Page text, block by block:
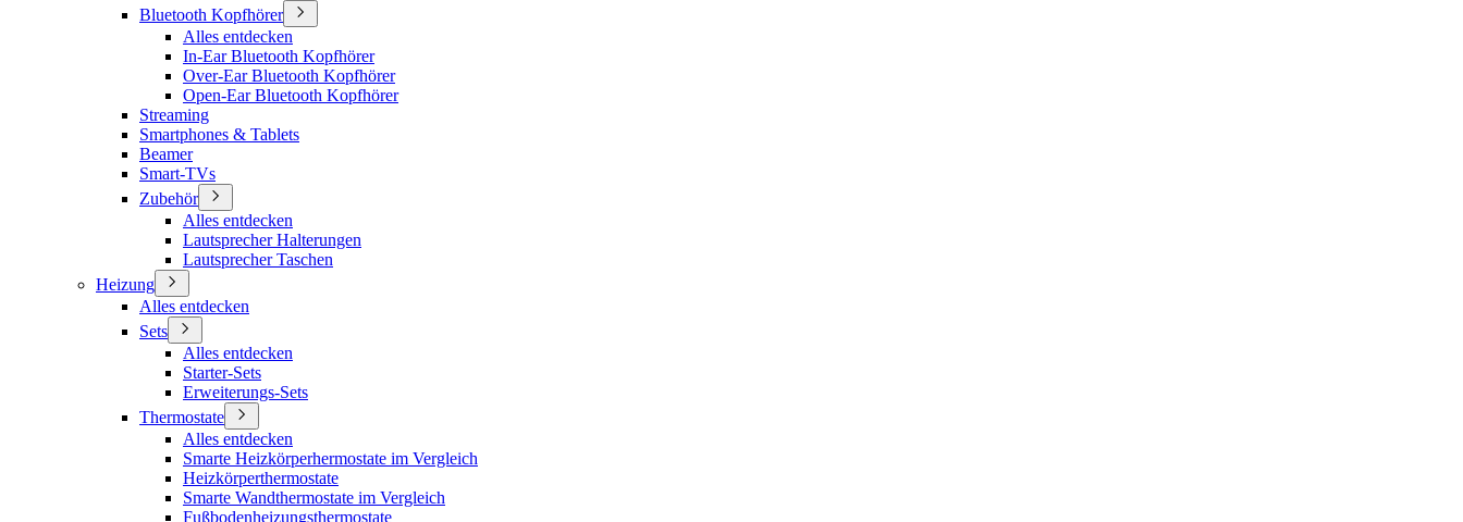
Bluetooth Kopfhörer
Alles entdecken
In-Ear Bluetooth Kopfhörer
Over-Ear Bluetooth Kopfhörer
Open-Ear Bluetooth Kopfhörer
Streaming
Smartphones & Tablets
Beamer
Smart-TVs
Zubehör
Alles entdecken
Lautsprecher Halterungen
Lautsprecher Taschen
Heizung
Alles entdecken
Sets
Alles entdecken
Starter-Sets
Erweiterungs-Sets
Thermostate
Alles entdecken
Smarte Heizkörperhermostate im Vergleich
Heizkörperthermostate
Smarte Wandthermostate im Vergleich
Fußbodenheizungsthermostate